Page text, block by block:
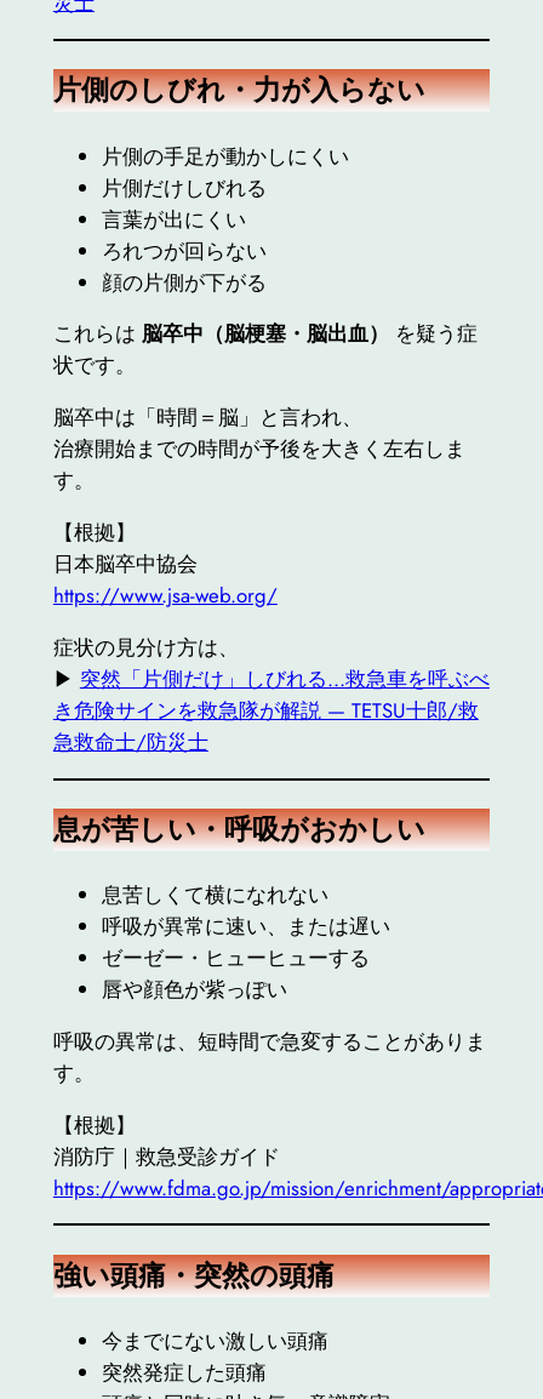
片側のしびれ・力が入らない
片側の手足が動かしにくい
片側だけしびれる
言葉が出にくい
ろれつが回らない
顔の片側が下がる
これらは 脳卒中（脳梗塞・脳出血）
を疑う症
状です。
脳卒中は「時間＝脳」と言われ、
治療開始までの時間が予後を大きく左右しま
す。
【根拠】
日本脳卒中協会
https://www.jsa-web.org/
症状の見分け方は、
▶︎ 突然「片側だけ」しびれる…救急車を呼ぶべ
き危険サインを救急隊が解説 — TETSU十郎/救
急救命士/防災士
息が苦しい・呼吸がおかしい
息苦しくて横になれない
呼吸が異常に速い、または遅い
ゼーゼー・ヒューヒューする
唇や顔色が紫っぽい
呼吸の異常は、短時間で急変することがありま
す。
【根拠】
消防庁｜救急受診ガイド
https://www.fdma.go.jp/mission/enrichment/
強い頭痛・突然の頭痛
今までにない激しい頭痛
突然発症した頭痛